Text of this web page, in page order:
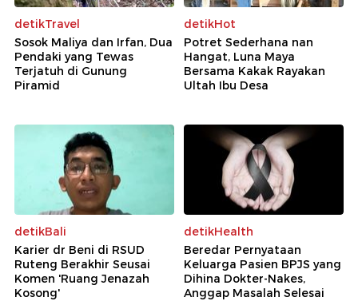
detikTravel
Sosok Maliya dan Irfan, Dua
Pendaki yang Tewas
Terjatuh di Gunung
Piramid
detikHot
Potret Sederhana nan
Hangat, Luna Maya
Bersama Kakak Rayakan
Ultah Ibu Desa
detikBali
Karier dr Beni di RSUD
Ruteng Berakhir Seusai
Komen 'Ruang Jenazah
Kosong'
detikHealth
Beredar Pernyataan
Keluarga Pasien BPJS yang
Dihina Dokter-Nakes,
Anggap Masalah Selesai